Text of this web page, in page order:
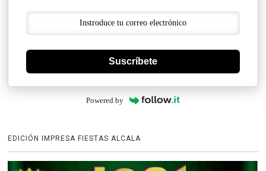
Suscríbete
Powered by
EDICIÓN IMPRESA FIESTAS ALCALA